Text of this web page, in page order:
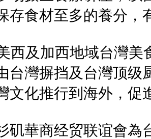
存食材至多的養分，
美西及加西地域台灣
台灣摒挡及台灣顶级
文化推行到海外，促
矶華商经贸联谊會